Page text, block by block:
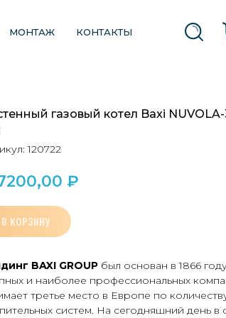
МОНТАЖ КОНТАКТЫ
газовый котел Baxi
120722
₽
В КОРЗИНУ
BAXI GROUP был основан в 1866
и наиболее профессиональных
третье место в Европе по
систем. На сегодняшний день в